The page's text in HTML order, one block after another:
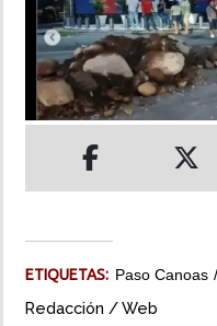
INSÓLITAS
MULTIMEDIA
IMPRESO
ETIQUETAS: Paso Canoas
Redacción / Web